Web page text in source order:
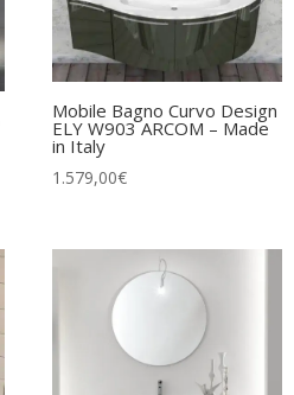
Mobile Bagno Curvo Design
ELY W903 ARCOM – Made
in Italy
1.579,00€